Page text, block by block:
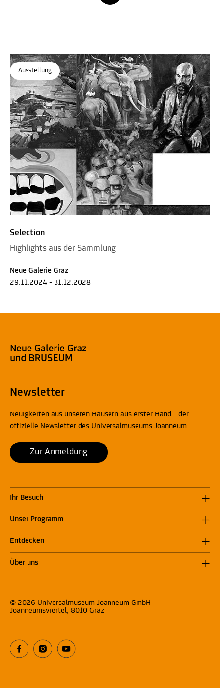
Ausstellung
Selection
Highlights aus der Sammlung
Neue Galerie Graz
29.11.2024 - 31.12.2028
Newsletter
Neuigkeiten aus unseren Häusern aus erster Hand - der
offizielle Newsletter des Universalmuseums Joanneum:
Zur Anmeldung
Ihr Besuch
Unser Programm
Entdecken
Über uns
© 2026 Universalmuseum Joanneum GmbH
Joanneumsviertel, 8010 Graz